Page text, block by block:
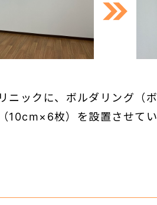
ニックに、ボルダリング（
10cm×6枚）を設置させてい